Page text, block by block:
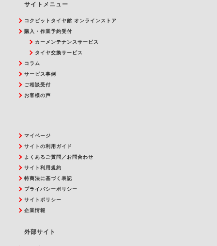
サイトメニュー
コクピットタイヤ館 オンラインストア
購入・作業予約受付
カーメンテナンスサービス
タイヤ交換サービス
コラム
サービス事例
ご相談受付
お客様の声
マイページ
サイトの利用ガイド
よくあるご質問／お問合わせ
サイト利用規約
特商法に基づく表記
プライバシーポリシー
サイトポリシー
企業情報
外部サイト